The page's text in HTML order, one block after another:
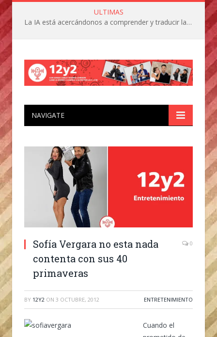
ULTIMAS
La IA está acercándonos a comprender y traducir las vocalizaciones y comportamientos de nuestras mascotas
NAVIGATE
Sofía Vergara no esta nada
contenta con sus 40
primaveras
0
BY 12Y2 ON 3 OCTUBRE, 2012 ENTRETENIMIENTO
Cuando el